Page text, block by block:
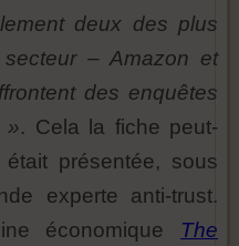
deux des plus
– Amazon et
des enquêtes
». Cela la fiche peut-
présentée, sous
experte anti-trust.
économique The